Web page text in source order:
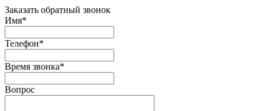
Заказать обратный звонок
Имя*
Телефон*
Время звонка*
Вопрос